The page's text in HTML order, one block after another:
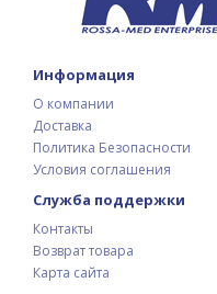
Информация
О компании
Доставка
Политика Безопасности
Условия соглашения
Служба поддержки
Контакты
Возврат товара
Карта сайта